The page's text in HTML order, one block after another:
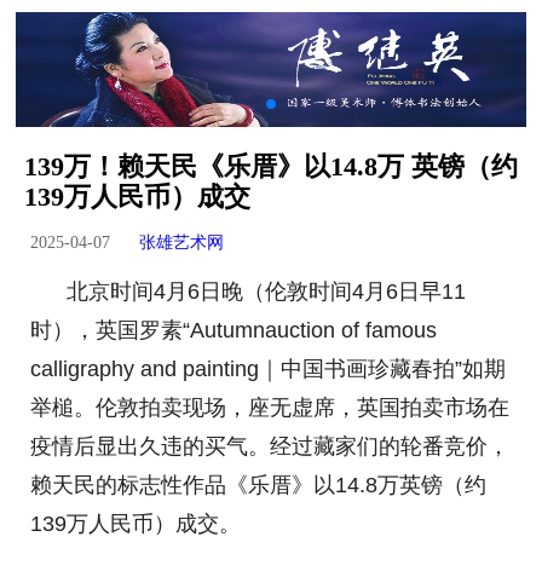
139万！赖天民《乐厝》以14.8万 英镑（约
139万人民币）成交
2025-04-07 张雄艺术网
北京时间4月6日晚（伦敦时间4月6日早11
时），英国罗素“Autumnauction of famous
calligraphy and painting｜中国书画珍藏春拍”如期
举槌。伦敦拍卖现场，座无虚席，英国拍卖市场在
疫情后显出久违的买气。经过藏家们的轮番竞价，
赖天民的标志性作品《乐厝》以14.8万英镑（约
139万人民币）成交。